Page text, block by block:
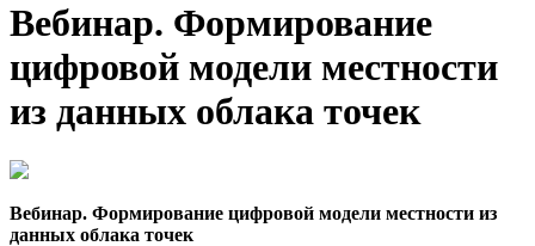
Вебинар. Формирование
цифровой модели местности
из данных облака точек
Вебинар. Формирование цифровой модели местности из
данных облака точек